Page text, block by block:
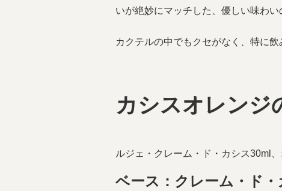
いが絶妙にマッチした、優しい味わい
カクテルの中でもクセがなく、特に
カシスオレンジ
ルジェ・クレーム・ド・カシス30ml
ベース：クレーム・ド・